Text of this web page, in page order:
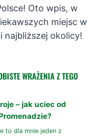
Oto wpis, w
miejsc w
najbliższej okolicy!
WRAŻENIA Z TEGO
– jak uciec od
to dla mnie jeden z